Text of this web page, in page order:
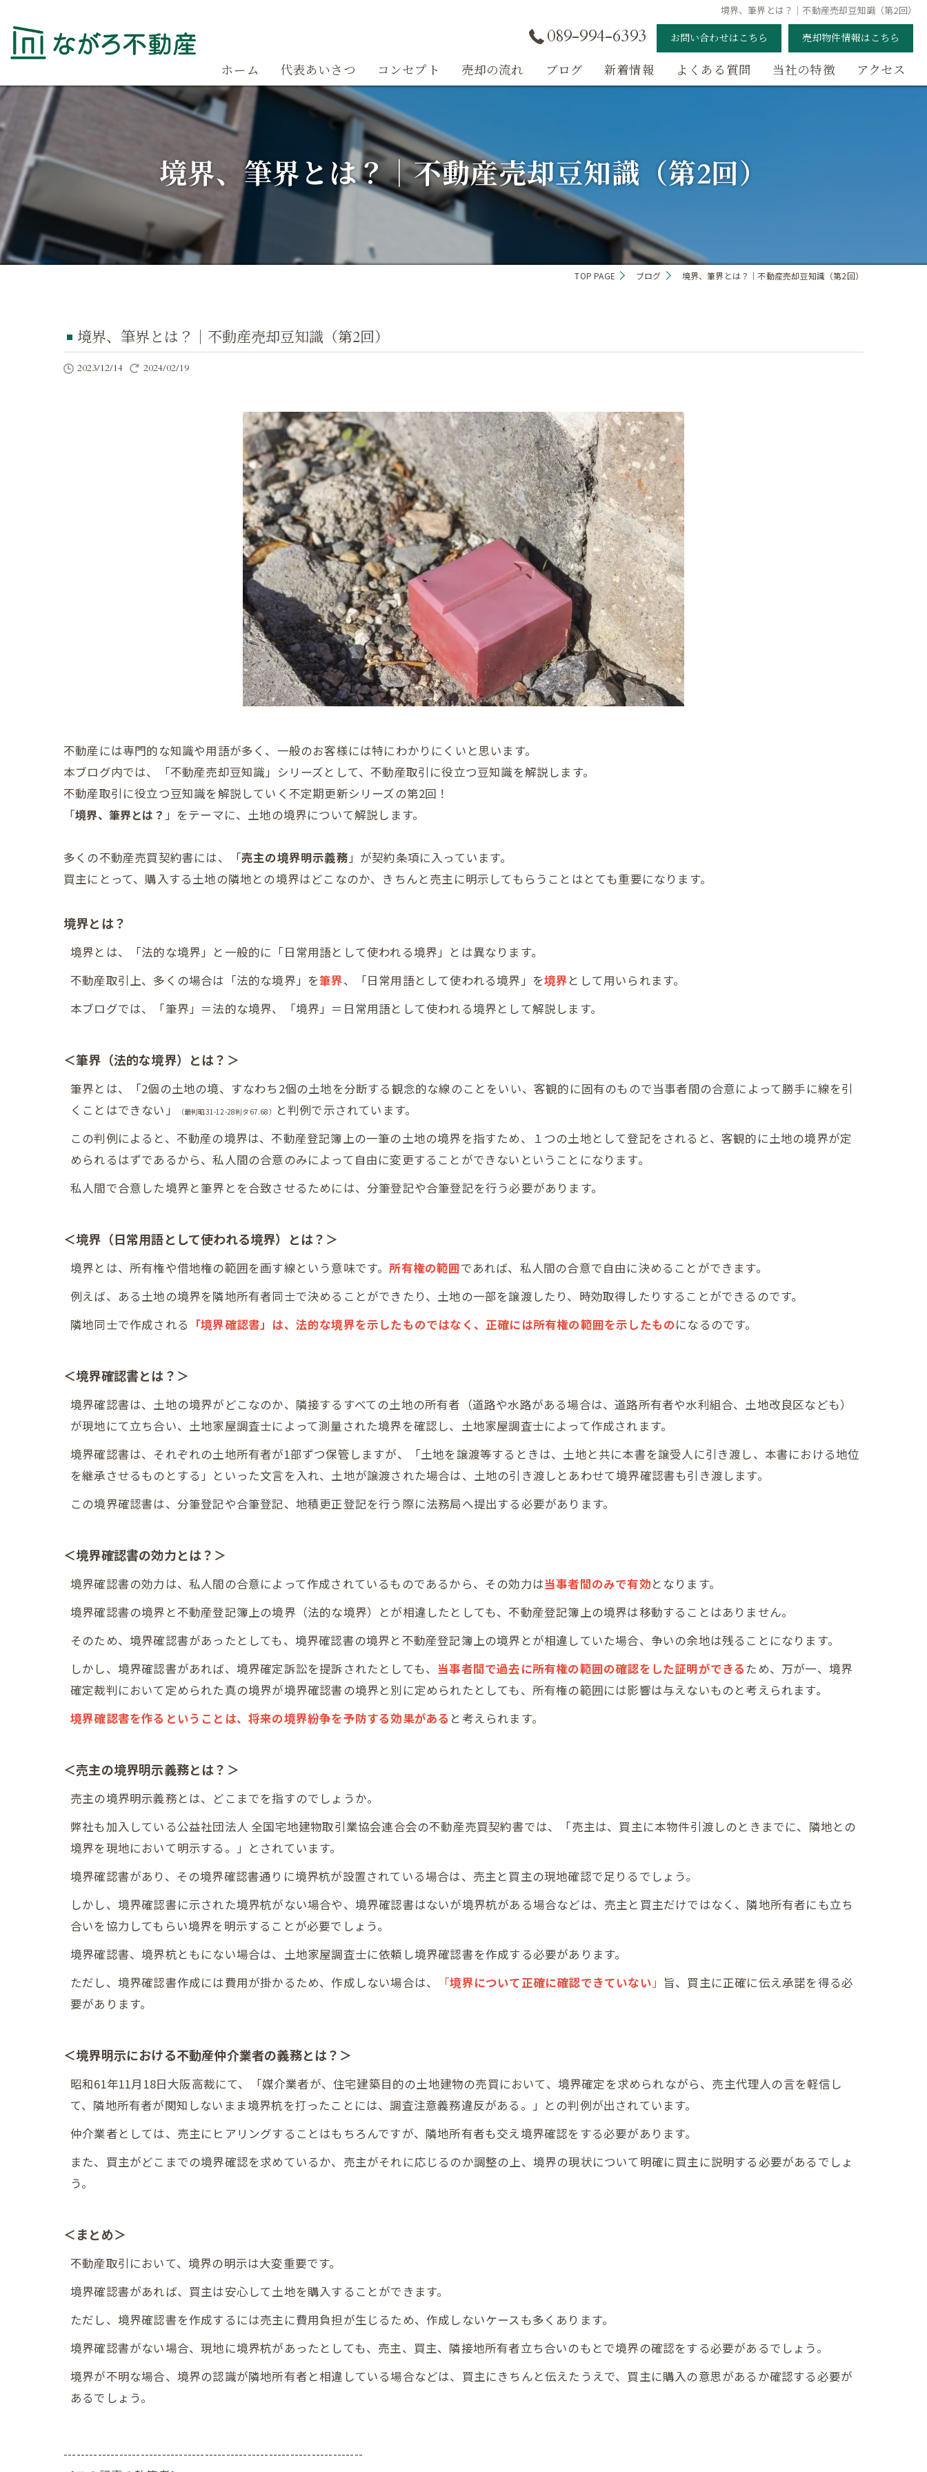
境界、筆界とは？｜不動産売却豆知識（第2回）
089-994-6393 お問い合わせはこちら 売却物件情報はこちら
ホーム 代表あいさつ コンセプト 売却の流れ ブログ 新着情報 よくある質問 当社の特徴
マンション売却
アクセス
境界、筆界とは？｜不動産売却豆知識（第2回）
TOP PAGE ブログ 境界、筆界とは？｜不動産売却豆知識（第2回）
境界、筆界とは？｜不動産売却豆知識（第2回）
2023/12/14 2024/02/19
不動産には専門的な知識や用語が多く、一般のお客様には特にわかりにくいと思います。
本ブログ内では、「不動産売却豆知識」シリーズとして、不動産取引に役立つ豆知識を解説します。
不動産取引に役立つ豆知識を解説していく不定期更新シリーズの第2回！
「境界、筆界とは？ 」をテーマに、土地の境界について解説します。
多くの不動産売買契約書には、「売主の境界明示義務」が契約条項に入っています。
買主にとって、購入する土地の隣地との境界はどこなのか、きちんと売主に明示してもらうことはとても重要になります。
境界とは？
境界とは、「法的な境界」と一般的に「日常用語として使われる境界」とは異なります。
不動産取引上、多くの場合は「法的な境界」を筆界、「日常用語として使われる境界」を境界として用いられます。
本ブログでは、「筆界」＝法的な境界、「境界」＝日常用語として使われる境界として解説します。
＜筆界（法的な境界）とは？＞
筆界とは、「2個の土地の境、すなわち2個の土地を分断する観念的な線のことをいい、客観的に固有のもので当事者間の合意によって勝手に線を引
くことはできない」
（最判昭31-12-28判タ67.68）
と判例で示されています。
この判例によると、不動産の境界は、不動産登記簿上の一筆の土地の境界を指すため、１つの土地として登記をされると、客観的に土地の境界が定
められるはずであるから、私人間の合意のみによって自由に変更することができないということになります。
私人間で合意した境界と筆界とを合致させるためには、分筆登記や合筆登記を行う必要があります。
＜境界（日常用語として使われる境界）とは？＞
境界とは、所有権や借地権の範囲を画す線という意味です。所有権の範囲であれば、私人間の合意で自由に決めることができます。
例えば、ある土地の境界を隣地所有者同士で決めることができたり、土地の一部を譲渡したり、時効取得したりすることができるのです。
隣地同士で作成される 「境界確認書」は、法的な境界を示したものではなく、正確には所有権の範囲を示したものになるのです。
＜境界確認書とは？＞
境界確認書は、土地の境界がどこなのか、隣接するすべての土地の所有者（道路や水路がある場合は、道路所有者や水利組合、土地改良区なども）
が現地にて立ち合い、土地家屋調査士によって測量された境界を確認し、土地家屋調査士によって作成されます。
境界確認書は、それぞれの土地所有者が1部ずつ保管しますが、「土地を譲渡等するときは、土地と共に本書を譲受人に引き渡し、本書における地位
を継承させるものとする」といった文言を入れ、土地が譲渡された場合は、土地の引き渡しとあわせて境界確認書も引き渡します。
この境界確認書は、分筆登記や合筆登記、地積更正登記を行う際に法務局へ提出する必要があります。
＜境界確認書の効力とは？＞
境界確認書の効力は、私人間の合意によって作成されているものであるから、その効力は当事者間のみで有効となります。
境界確認書の境界と不動産登記簿上の境界（法的な境界）とが相違したとしても、不動産登記簿上の境界は移動することはありません。
そのため、境界確認書があったとしても、境界確認書の境界と不動産登記簿上の境界とが相違していた場合、争いの余地は残ることになります。
しかし、境界確認書があれば、境界確定訴訟を提訴されたとしても、 当事者間で過去に所有権の範囲の確認をした証明ができるため、万が一、境界
確定裁判において定められた真の境界が境界確認書の境界と別に定められたとしても、所有権の範囲には影響は与えないものと考えられます。
境界確認書を作るということは、将来の境界紛争を予防する効果がある と考えられます。
＜売主の境界明示義務とは？＞
売主の境界明示義務とは、どこまでを指すのでしょうか。
弊社も加入している公益社団法人 全国宅地建物取引業協会連合会の不動産売買契約書では、「売主は、買主に本物件引渡しのときまでに、隣地との
境界を現地において明示する。」とされています。
境界確認書があり、その境界確認書通りに境界杭が設置されている場合は、売主と買主の現地確認で足りるでしょう。
しかし、境界確認書に示された境界杭がない場合や、境界確認書はないが境界杭がある場合などは、売主と買主だけではなく、隣地所有者にも立ち
合いを協力してもらい境界を明示することが必要でしょう。
境界確認書、境界杭ともにない場合は、土地家屋調査士に依頼し境界確認書を作成する必要があります。
ただし、境界確認書作成には費用が掛かるため、作成しない場合は、
「境界について正確に確認できていない」 旨、買主に正確に伝え承諾を得る必
要があります。
＜境界明示における不動産仲介業者の義務とは？＞
昭和61年11月18日大阪高裁にて、「媒介業者が、住宅建築目的の土地建物の売買において、境界確定を求められながら、売主代理人の言を軽信し
て、隣地所有者が関知しないまま境界杭を打ったことには、調査注意義務違反がある。」との判例が出されています。
仲介業者としては、売主にヒアリングすることはもちろんですが、隣地所有者も交え境界確認をする必要があります。
また、買主がどこまでの境界確認を求めているか、売主がそれに応じるのか調整の上、境界の現状について明確に買主に説明する必要があるでしょ
う。
＜まとめ＞
不動産取引において、境界の明示は大変重要です。
境界確認書があれば、買主は安心して土地を購入することができます。
ただし、境界確認書を作成するには売主に費用負担が生じるため、作成しないケースも多くあります。
境界確認書がない場合、現地に境界杭があったとしても、売主、買主、隣接地所有者立ち合いのもとで境界の確認をする必要があるでしょう。
境界が不明な場合、境界の認識が隣地所有者と相違している場合などは、買主にきちんと伝えたうえで、買主に購入の意思があるか確認する必要が
あるでしょう。
----------------------------------------------------------------------